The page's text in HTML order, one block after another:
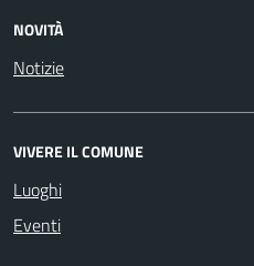
NOVITÀ
Notizie
VIVERE IL COMUNE
Luoghi
Eventi